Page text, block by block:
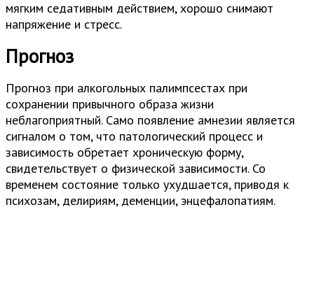
мягким седативным действием, хорошо снимают
напряжение и стресс.
Прогноз
Прогноз при алкогольных палимпсестах при
сохранении привычного образа жизни
неблагоприятный. Само появление амнезии является
сигналом о том, что патологический процесс и
зависимость обретает хроническую форму,
свидетельствует о физической зависимости. Со
временем состояние только ухудшается, приводя к
психозам, делириям, деменции, энцефалопатиям.